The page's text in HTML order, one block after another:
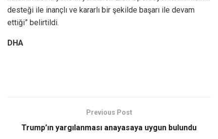
desteği ile inançlı ve kararlı bir şekilde başarı ile devam
ettiği” belirtildi.
DHA
Previous Post
Trump’ın yargılanması anayasaya uygun bulundu